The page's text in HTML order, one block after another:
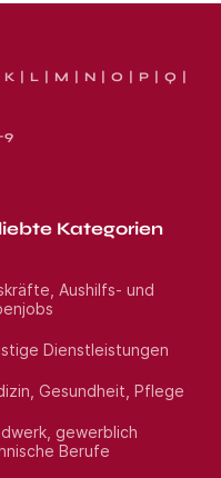
K L M N O P Q
9
Kategorien
Aushilfs- und
Dienstleistungen
Gesundheit, Pflege
gewerblich
Berufe